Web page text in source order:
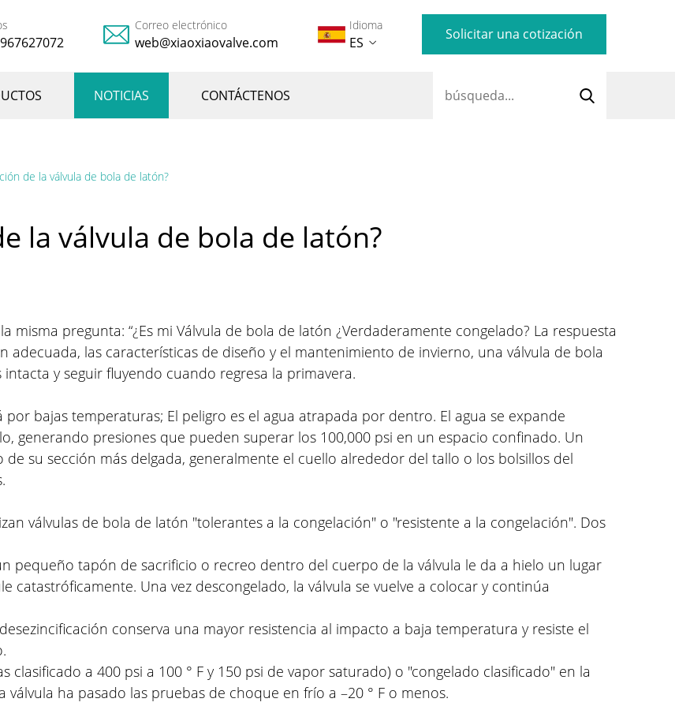
Correo electrónico
web@xiaoxiaovalve.com
Idioma
ES Solicitar una cotización
NOTICIAS CONTÁCTENOS
de la válvula de bola de latón?
la válvula de bola de latón?
misma pregunta: “¿Es mi Válvula de bola de latón ¿Verdaderamente congelado? La respuesta
las características de diseño y el mantenimiento de invierno, una válvula de bola
y seguir fluyendo cuando regresa la primavera.
bajas temperaturas; El peligro es el agua atrapada por dentro. El agua se expande
generando presiones que pueden superar los 100,000 psi en un espacio confinado. Un
su sección más delgada, generalmente el cuello alrededor del tallo o los bolsillos del
válvulas de bola de latón "tolerantes a la congelación" o "resistente a la congelación". Dos
pequeño tapón de sacrificio o recreo dentro del cuerpo de la válvula le da a hielo un lugar
catastróficamente. Una vez descongelado, la válvula se vuelve a colocar y continúa
conserva una mayor resistencia al impacto a baja temperatura y resiste el
clasificado a 400 psi a 100 ° F y 150 psi de vapor saturado) o "congelado clasificado" en la
ha pasado las pruebas de choque en frío a –20 ° F o menos.